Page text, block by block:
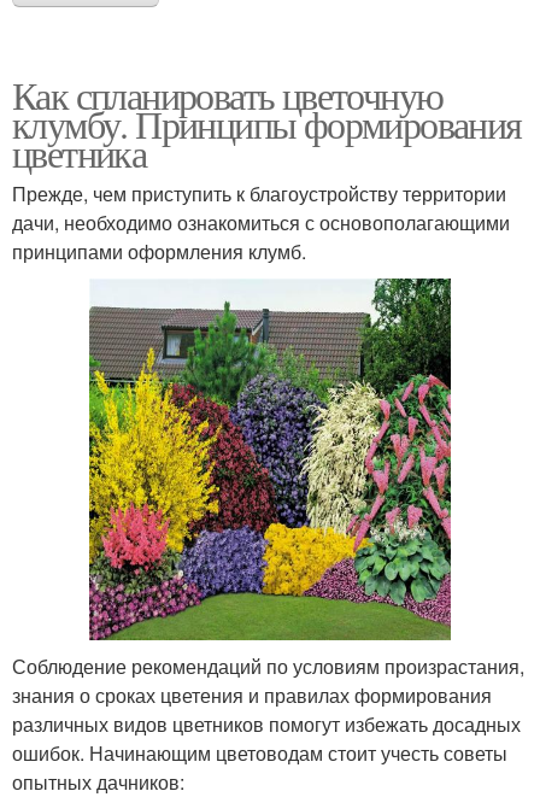
Как спланировать цветочную
клумбу. Принципы формирования
цветника
Прежде, чем приступить к благоустройству территории
дачи, необходимо ознакомиться с основополагающими
принципами оформления клумб.
Соблюдение рекомендаций по условиям произрастания,
знания о сроках цветения и правилах формирования
различных видов цветников помогут избежать досадных
ошибок. Начинающим цветоводам стоит учесть советы
опытных дачников: